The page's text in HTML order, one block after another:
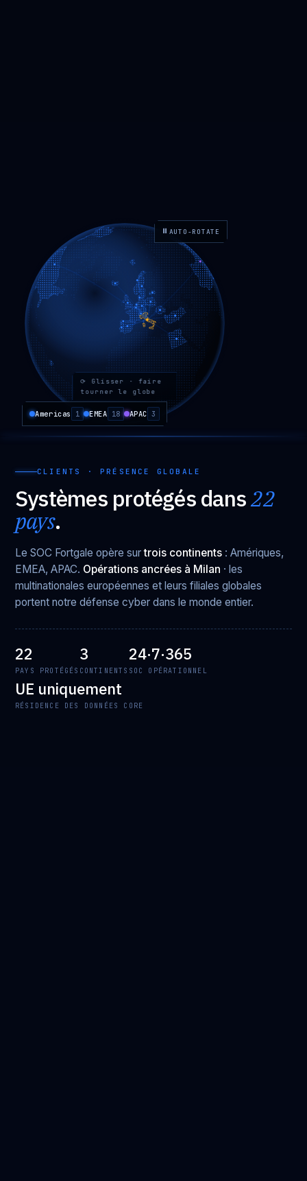
CLIENTS · PRÉSENCE GLOBALE
Systèmes protégés dans22
pays.
Le SOC Fortgale opère surtrois continents : Amériques,
EMEA, APAC. Opérations ancrées à Milan · les
multinationales européennes et leurs filiales globales
portent notre défense cyber dans le monde entier.
22
PAYS PROTÉGÉS
3
CONTINENTS
24·7·365
SOC OPÉRATIONNEL
UE uniquement
RÉSIDENCE DES DONNÉES CORE
⟳
Glisser · faire
tourner le globe
⏸ AUTO-ROTATE
Americas 1 EMEA 18 APAC 3